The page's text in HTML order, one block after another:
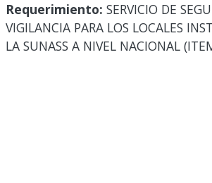
Requerimiento: SERVICIO DE
VIGILANCIA PARA LOS LOCALES
LA SUNASS A NIVEL NACIONAL